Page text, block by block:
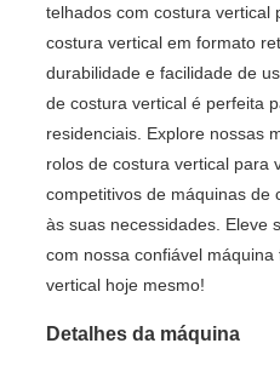
telhados com costura vertical
costura vertical em formato
durabilidade e facilidade de
de costura vertical é perfeita
residenciais. Explore nossas
rolos de costura vertical para
competitivos de máquinas de
às suas necessidades. Eleve
com nossa confiável
vertical hoje mesmo!
Detalhes da máquina